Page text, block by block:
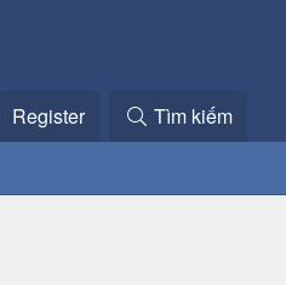
Register Tìm kiếm